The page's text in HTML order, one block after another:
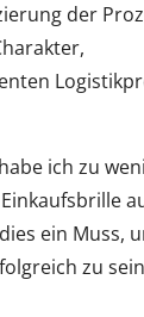
der
ich zu
ein Muss,
zu